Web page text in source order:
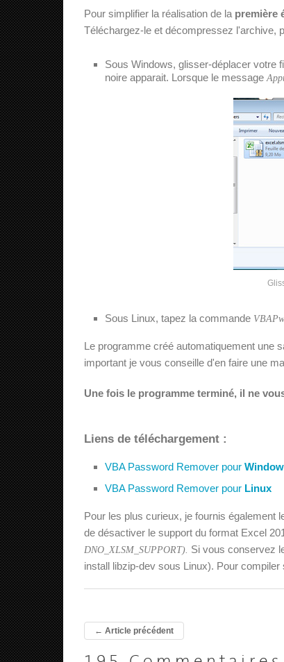
Pour simplifier la réalisation de la première
Téléchargez-le et décompressez l'archive,
Sous Windows, glisser-déplacer votre
noire apparait. Lorsque le message
Sous Linux, tapez la commande
Le programme créé automatiquement une
important je vous conseille d'en faire une
Une fois le programme terminé, il ne
Liens de téléchargement :
VBA Password Remover pour
VBA Password Remover pour Linux
Pour les plus curieux, je fournis également
de désactiver le support du format Excel
DNO_XLSM_SUPPORT). Si vous conservez
install libzip-dev sous Linux). Pour
← Article précédent